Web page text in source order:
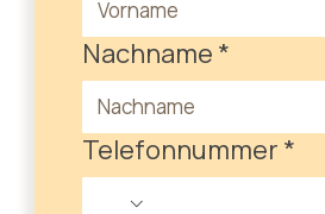
Nachname *
Telefonnummer *